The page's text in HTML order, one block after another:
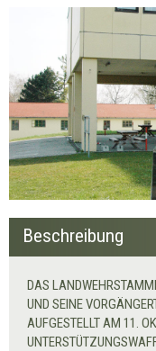
Beschreibung
DAS
UND SEINE
AUFGESTELLT AM 11.